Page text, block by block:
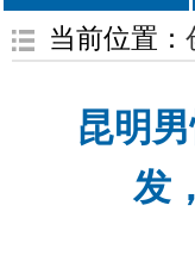
当前位置：
昆明
发